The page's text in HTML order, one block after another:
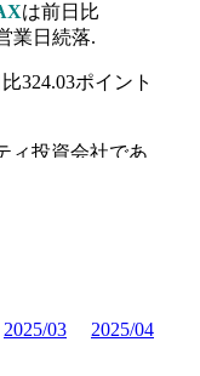
は前日比
業日続落.
324.03ポイント
ィ投資会社であ
も取得.2021年に
たのコロニア
2025/03
2025/04